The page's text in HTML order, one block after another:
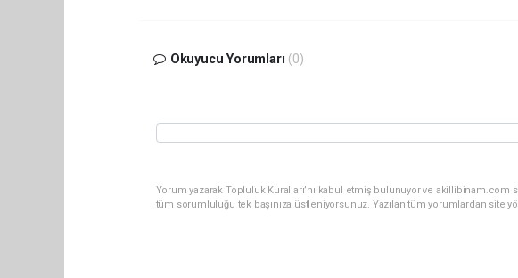
Okuyucu Yorumları (0)
Yorum yazarak Topluluk Kuralları’nı kabul etmiş bulunuyor ve akillibinam.com
tüm sorumluluğu tek başınıza üstleniyorsunuz. Yazılan tüm yorumlardan site